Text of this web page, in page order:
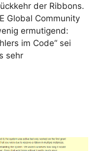
der Ribbons.
Global Community
ermutigend:
im Code“ sei
sehr